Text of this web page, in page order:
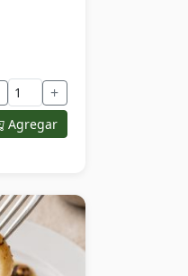
+
Agregar